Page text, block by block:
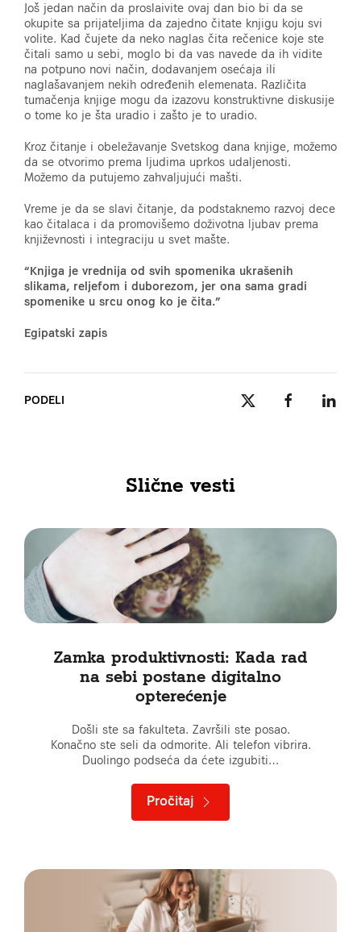
Još jedan način da proslaivite ovaj dan bio bi da se
okupite sa prijateljima da zajedno čitate knjigu koju svi
volite. Kad čujete da neko naglas čita rečenice koje ste
čitali samo u sebi, moglo bi da vas navede da ih vidite
na potpuno novi način, dodavanjem osećaja ili
naglašavanjem nekih određenih elemenata. Različita
tumačenja knjige mogu da izazovu konstruktivne diskusije
o tome ko je šta uradio i zašto je to uradio.
Kroz čitanje i obeležavanje Svetskog dana knjige, možemo
da se otvorimo prema ljudima uprkos udaljenosti.
Možemo da putujemo zahvaljujući mašti.
Vreme je da se slavi čitanje, da podstaknemo razvoj dece
kao čitalaca i da promovišemo doživotna ljubav prema
književnosti i integraciju u svet mašte.
“Knjiga je vrednija od svih spomenika ukrašenih
slikama, reljefom i duborezom, jer ona sama gradi
spomenike u srcu onog ko je čita.”
Egipatski zapis
PODELI
Slične vesti
Zamka produktivnosti: Kada rad
na sebi postane digitalno
opterećenje
Došli ste sa fakulteta. Završili ste posao.
Konačno ste seli da odmorite. Ali telefon vibrira.
Duolingo podseća da ćete izgubiti…
Pročitaj